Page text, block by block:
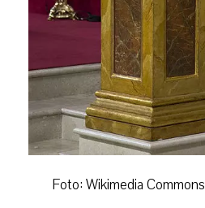
Foto: Wikimedia Commons